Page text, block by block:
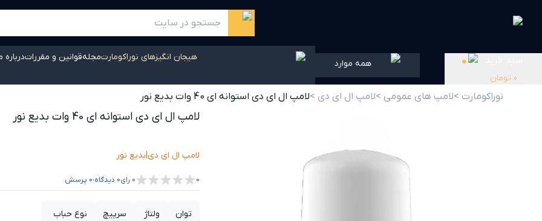
همه موارد
0 تومان
0 هیجان انگیزهای نوراکومارتمجلهقوانین و مقرراتدرباره
نوراکومارت >لامپ های عمومی >لامپ ال ای دی >لامپ ال ای دی استوانه ای 40 وات بدیع نور
لامپ ال ای دی استوانه ای 40 وات بدیع نور
لامپ ال ای دی|بدیع نور
0
0 رای0 دیدگاه،0 پرسش
توان
ولتاژ
سرپیچ
نوع حباب